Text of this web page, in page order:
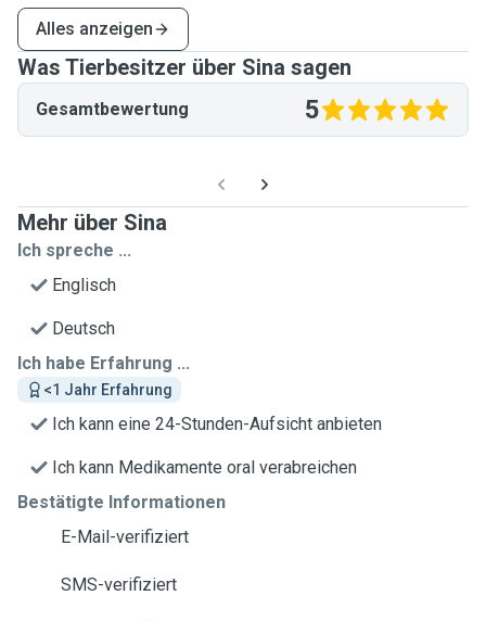
Alles anzeigen
Was Tierbesitzer über Sina sagen
Gesamtbewertung 5
Mehr über Sina
Ich spreche ...
Englisch
Deutsch
Ich habe Erfahrung ...
<1 Jahr Erfahrung
Ich kann eine 24-Stunden-Aufsicht anbieten
Ich kann Medikamente oral verabreichen
Bestätigte Informationen
E-Mail-verifiziert
SMS-verifiziert